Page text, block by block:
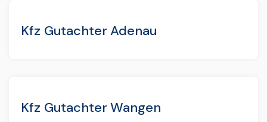
Kfz Gutachter Adenau
Kfz Gutachter Wangen